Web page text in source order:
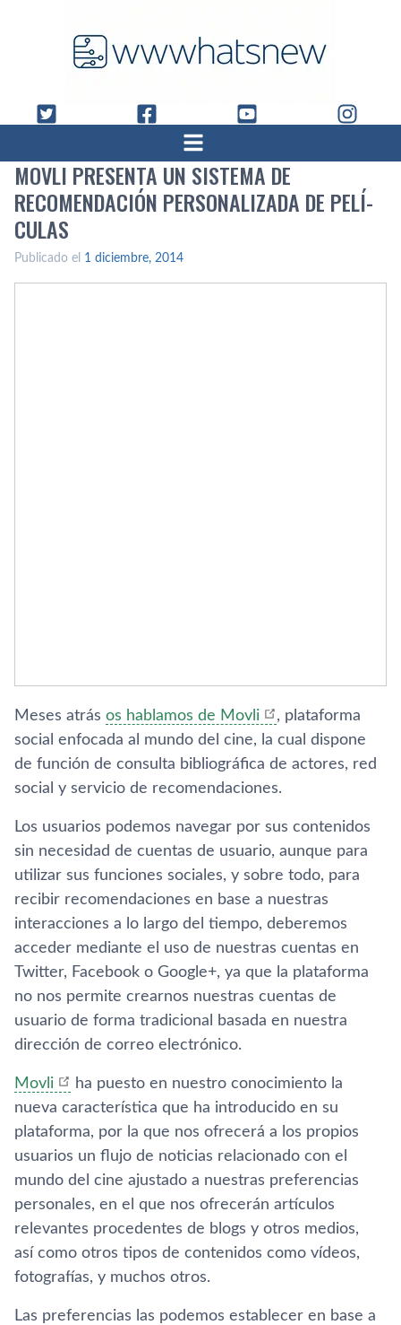
MOVLI PRESENTA UN SISTEMA DE
RECOMENDACIÓN PERSONALIZADA DE PELÍ­
CULAS
Publicado el 1 diciembre, 2014
Meses atrás os hablamos de Movli
, plataforma
social enfocada al mundo del cine, la cual dispone
de función de consulta bibliográfica de actores, red
social y servicio de recomendaciones.
Los usuarios podemos navegar por sus contenidos
sin necesidad de cuentas de usuario, aunque para
utilizar sus funciones sociales, y sobre todo, para
recibir recomendaciones en base a nuestras
interacciones a lo largo del tiempo, deberemos
acceder mediante el uso de nuestras cuentas en
Twitter, Facebook o Google+, ya que la plataforma
no nos permite crearnos nuestras cuentas de
usuario de forma tradicional basada en nuestra
dirección de correo electrónico.
Movli
ha puesto en nuestro conocimiento la
nueva caracterí­stica que ha introducido en su
plataforma, por la que nos ofrecerá a los propios
usuarios un flujo de noticias relacionado con el
mundo del cine ajustado a nuestras preferencias
personales, en el que nos ofrecerán artí­culos
relevantes procedentes de blogs y otros medios,
así­ como otros tipos de contenidos como ví­deos,
fotografí­as, y muchos otros.
Las preferencias las podemos establecer en base a